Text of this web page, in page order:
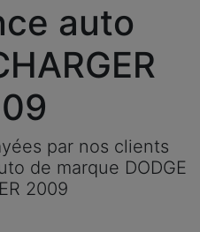
auto
par nos clients
de marque DODGE
2009